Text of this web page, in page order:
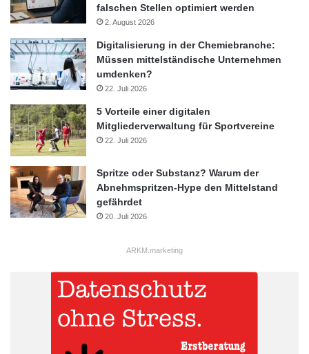
falschen Stellen optimiert werden
2. August 2026
Digitalisierung in der Chemiebranche:
Müssen mittelständische Unternehmen
umdenken?
22. Juli 2026
5 Vorteile einer digitalen
Mitgliederverwaltung für Sportvereine
22. Juli 2026
Spritze oder Substanz? Warum der
Abnehmspritzen-Hype den Mittelstand
gefährdet
20. Juli 2026
ARKM.marketing